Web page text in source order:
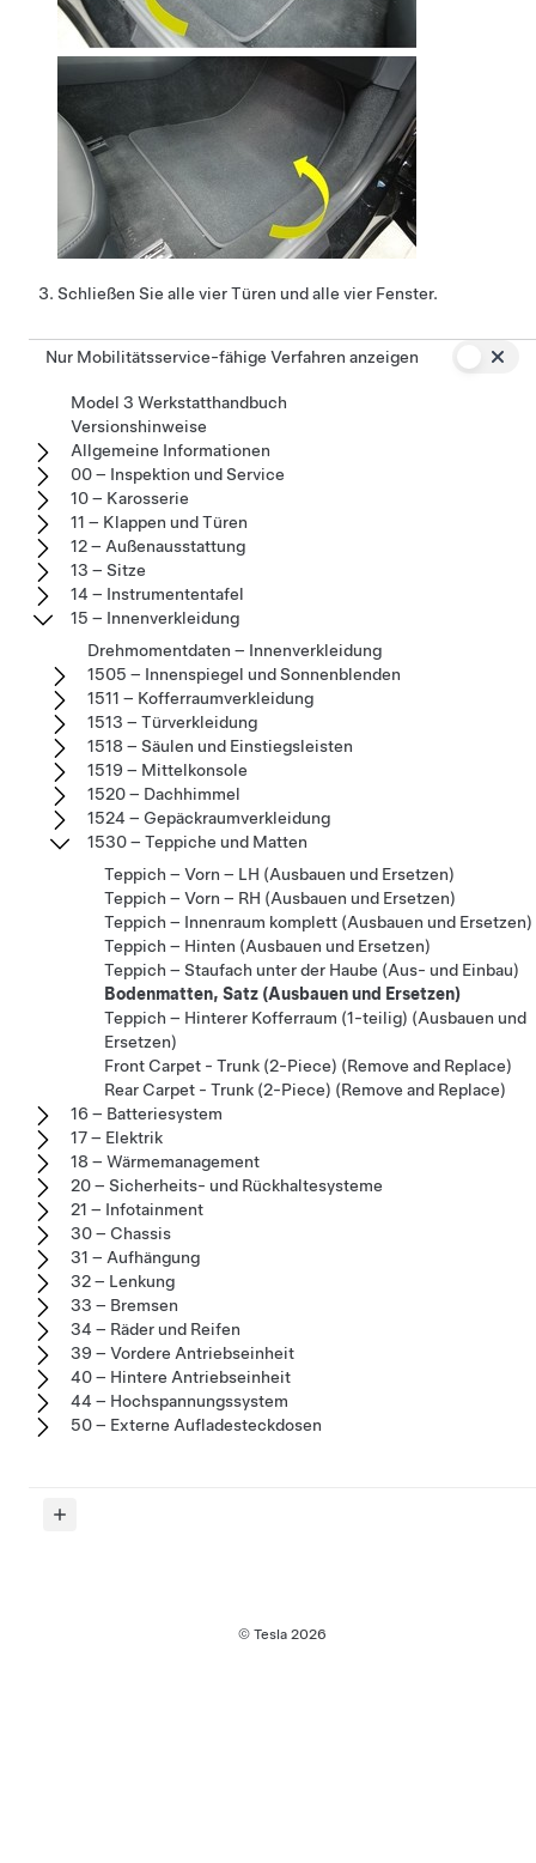
Schließen Sie alle vier Türen und alle vier Fenster.
Nur Mobilitätsservice-fähige Verfahren anzeigen
Model 3 Werkstatthandbuch
Versionshinweise
Allgemeine Informationen
00 – Inspektion und Service
10 – Karosserie
11 – Klappen und Türen
12 – Außenausstattung
13 – Sitze
14 – Instrumententafel
15 – Innenverkleidung
Drehmomentdaten – Innenverkleidung
1505 – Innenspiegel und Sonnenblenden
1511 – Kofferraumverkleidung
1513 – Türverkleidung
1518 – Säulen und Einstiegsleisten
1519 – Mittelkonsole
1520 – Dachhimmel
1524 – Gepäckraumverkleidung
1530 – Teppiche und Matten
Teppich – Vorn – LH (Ausbauen und Ersetzen)
Teppich – Vorn – RH (Ausbauen und Ersetzen)
Teppich – Innenraum komplett (Ausbauen und Ersetzen)
Teppich – Hinten (Ausbauen und Ersetzen)
Teppich – Staufach unter der Haube (Aus- und Einbau)
Bodenmatten, Satz (Ausbauen und Ersetzen)
Teppich – Hinterer Kofferraum (1-teilig) (Ausbauen und
Ersetzen)
Front Carpet - Trunk (2-Piece) (Remove and Replace)
Rear Carpet - Trunk (2-Piece) (Remove and Replace)
16 – Batteriesystem
17 – Elektrik
18 – Wärmemanagement
20 – Sicherheits- und Rückhaltesysteme
21 – Infotainment
30 – Chassis
31 – Aufhängung
32 – Lenkung
33 – Bremsen
34 – Räder und Reifen
39 – Vordere Antriebseinheit
40 – Hintere Antriebseinheit
44 – Hochspannungssystem
50 – Externe Aufladesteckdosen
© Tesla 2026